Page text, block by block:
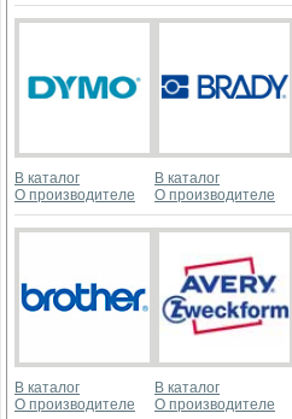
В каталог
О производителе
В каталог
О производителе
В каталог
О производителе
В каталог
О производителе